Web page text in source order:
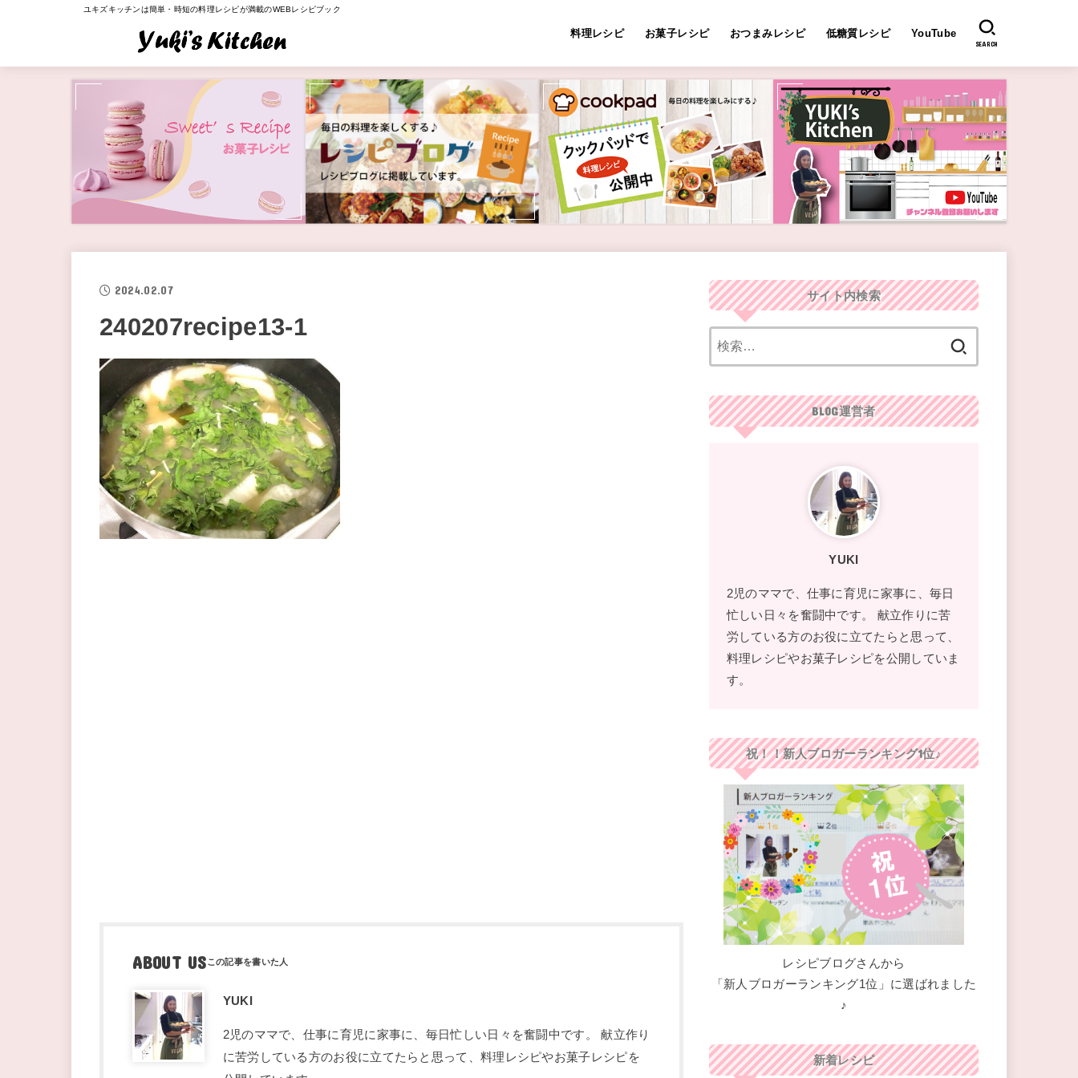
ユキズキッチンは簡単・時短の料理レシピが満載のWEBレシピブック
料理レシピ お菓子レシピ おつまみレシピ 低糖質レシピ YouTube
SEARCH
2024.02.07
240207recipe13-1
ABOUT US
YUKI
2児のママで、仕事に育児に家事に、毎日忙しい日々を奮闘中です。 献立作り
に苦労している方のお役に立てたらと思って、料理レシピやお菓子レシピを
サイト内検索
BLOG運営者
YUKI
2児のママで、仕事に育児に家事に、毎日
忙しい日々を奮闘中です。 献立作りに苦
労している方のお役に立てたらと思って、
料理レシピやお菓子レシピを公開していま
す。
祝！！新人ブロガーランキング1位♪
レシピブログさんから
「新人ブロガーランキング1位」に選ばれました
♪
新着レシピ